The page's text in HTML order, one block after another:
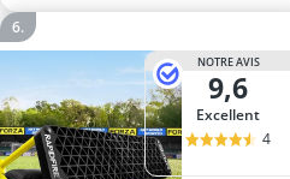
NOTRE AVIS
9,6
Excellent
4